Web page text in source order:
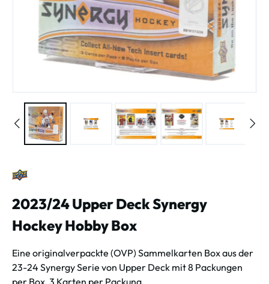
2023/24 Upper Deck Synergy
Hockey Hobby Box
Eine originalverpackte (OVP) Sammelkarten Box aus der
23-24 Synergy Serie von Upper Deck mit 8 Packungen
per Box, 3 Karten per Packung.